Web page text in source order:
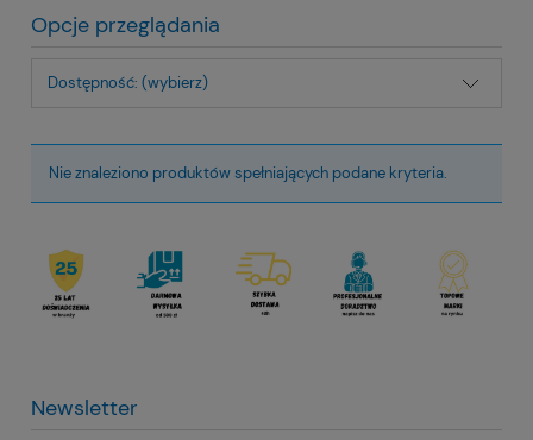
Opcje przeglądania
Dostępność: (wybierz)
Nie znaleziono produktów spełniających podane kryteria.
Newsletter